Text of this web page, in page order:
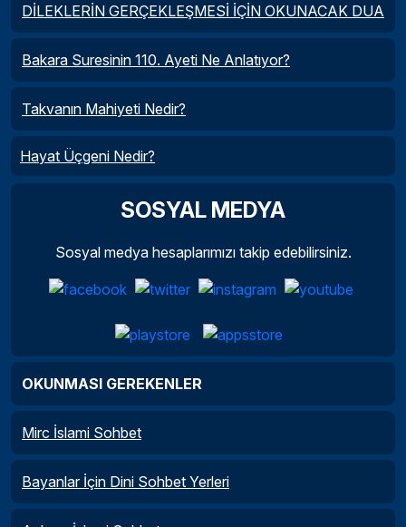
DİLEKLERİN GERÇEKLEŞMESİ İÇİN OKUNACAK DUA
Bakara Suresinin 110. Ayeti Ne Anlatıyor?
Takvanın Mahiyeti Nedir?
Hayat Üçgeni Nedir?
SOSYAL MEDYA
Sosyal medya hesaplarımızı takip edebilirsiniz.
OKUNMASI GEREKENLER
Mirc İslami Sohbet
Bayanlar İçin Dini Sohbet Yerleri